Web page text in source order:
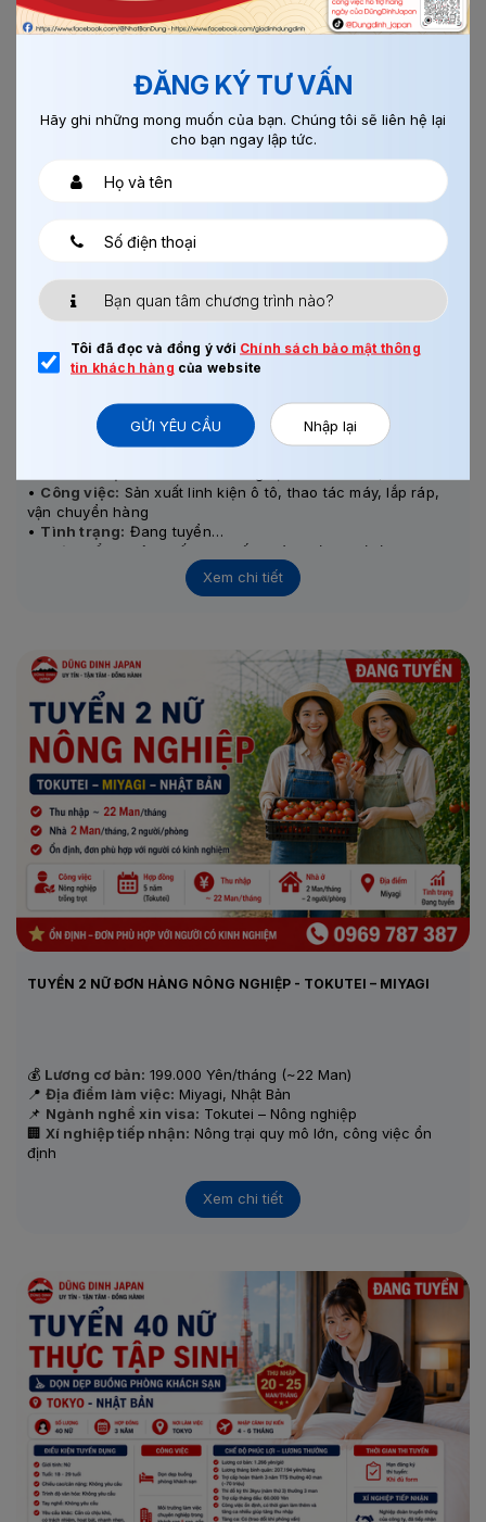
ĐƠN QUỐC THỤY - TUYỂN 150 NAM SẢN XUẤT LINH KIỆN Ô TÔ
Lương cơ bản:29.500 Đài tệ/tháng
• Công việc: Sản xuất linh kiện ô tô, thao tác máy, lắp ráp,
vận chuyển hàng
• Tình trạng: Đang tuyển
Thi tuyển:
Phỏng vấn trực tiếp ngày 12/5 – 13/5/2026
Xem chi tiết
TUYỂN 2 NỮ ĐƠN HÀNG NÔNG NGHIỆP - TOKUTEI – MIYAGI
💰 Lương cơ bản: 199.000 Yên/tháng (~22 Man)
📍 Địa điểm làm việc: Miyagi, Nhật Bản
📌 Ngành nghề xin visa: Tokutei – Nông nghiệp
🏢 Xí nghiệp tiếp nhận: Nông trại quy mô lớn, công việc ổn
định
Phỏng vấn online
Thu nhập ổn định – Công việc rõ ràng – Phù hợp người
Xem chi tiết
ĐĂNG KÝ TƯ VẤN
Hãy ghi những mong muốn của bạn. Chúng tôi sẽ liên hệ lại
cho bạn ngay lập tức.
Tôi đã đọc và đồng ý với Chính sách bảo mật thông
tin khách hàng của website
GỬI YÊU CẦU Nhập lại